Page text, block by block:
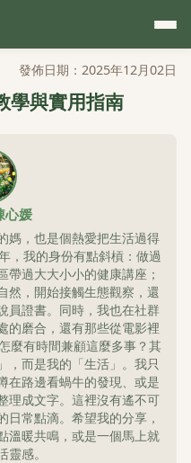
發佈日期：2025年12月02日
學與實用指南
心媛
媽，也是個熱愛把生活過得
，我的身份有點斜槓：做過
帶過大大小小的健康講座；
然，開始接觸生態觀察，還
員證書。同時，我也在社群
的磨合，還有那些從電影裡
麼有時間兼顧這麼多事？其
，而是我的「生活」。我只
在路邊看蝸牛的發現、或是
理成文字。這裡沒有遙不可
日常點滴。希望我的分享，
溫暖共鳴，或是一個馬上就
靈感。